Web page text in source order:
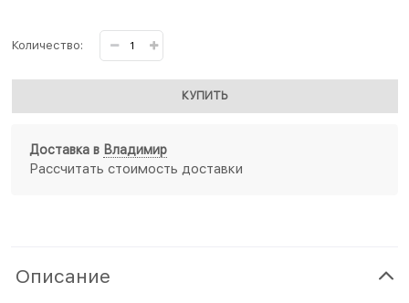
Количество:
КУПИТЬ
Доставка в Владимир
Рассчитать стоимость доставки
Описание